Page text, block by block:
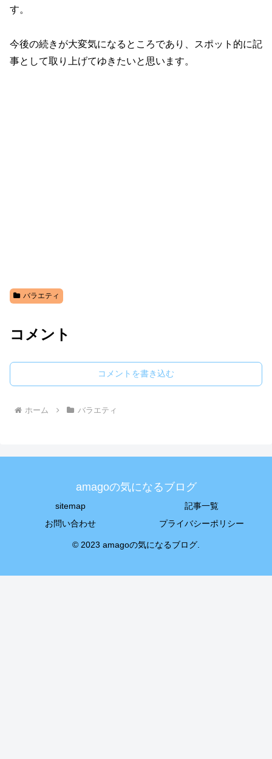
す。
今後の続きが大変気になるところであり、スポット的に記
事として取り上げてゆきたいと思います。
バラエティ
コメント
コメントを書き込む
ホーム バラエティ
amagoの気になるブログ
sitemap
記事一覧
お問い合わせ
プライバシーポリシー
© 2023 amagoの気になるブログ.